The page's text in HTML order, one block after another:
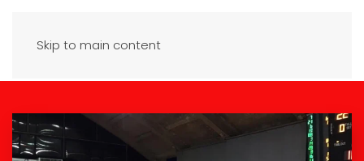
Skip to main content